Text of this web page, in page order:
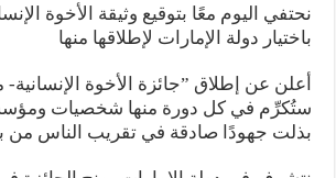
نحتفي اليوم معًا بتوقيع وثيقة الأخوة
باختيار دولة الإمارات لإطلاقها منها
أعلن عن إطلاق ”جائزة الأخوة الإنسانية-
ستُكرِّم في كل دورة منها شخصيات
بذلت جهودًا صادقة في تقريب الناس من